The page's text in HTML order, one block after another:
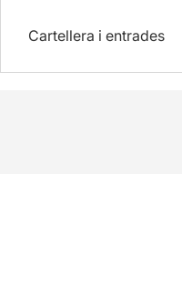
Cartellera i entrades